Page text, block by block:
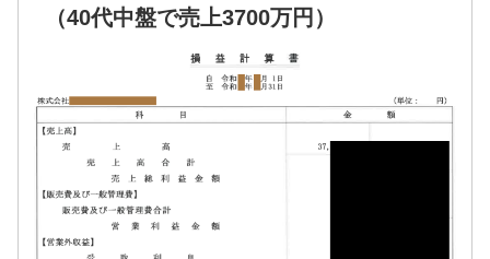
（40代中盤で売上3700万円）